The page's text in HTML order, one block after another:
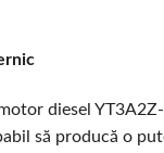
diesel
să producă o